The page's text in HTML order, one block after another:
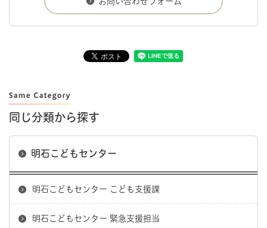
同じ分類から探す
明石こどもセンター
明石こどもセンター こども支援課
明石こどもセンター 緊急支援担当